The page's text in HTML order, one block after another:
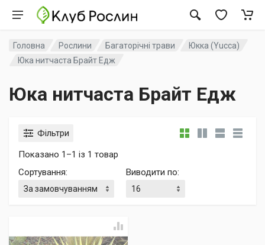
Головна Рослини Багаторічні трави
Юкка (Yucca)
Юка нитчаста Брайт Едж
Юка нитчаста Брайт Едж
Фільтри
Показано 1–1 із 1 товар
Сортування: Виводити по: